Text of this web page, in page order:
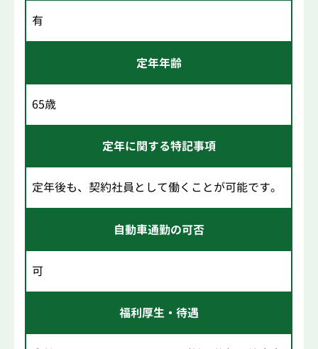
有
定年年齢
65歳
定年に関する特記事項
定年後も、契約社員として働くことが可能です。
自動車通勤の可否
可
福利厚生・待遇